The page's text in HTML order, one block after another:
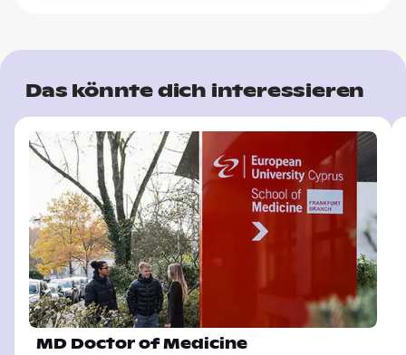
Das könnte dich interessieren
MD Doctor of Medicine